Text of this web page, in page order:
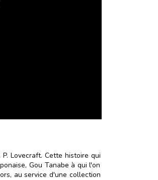
Lovecraft. Cette histoire qui
Gou Tanabe à qui l'on
au service d'une collection